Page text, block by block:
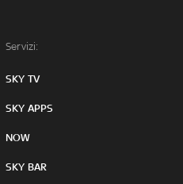
Servizi:
SKY TV
SKY APPS
NOW
SKY BAR